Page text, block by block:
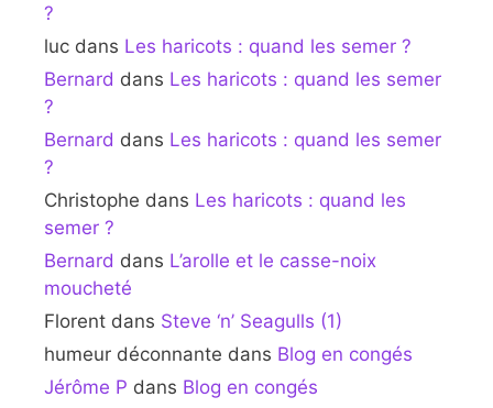
?
luc dans Les haricots : quand les semer ?
Bernard dans Les haricots : quand les semer
?
Bernard dans Les haricots : quand les semer
?
Christophe dans Les haricots : quand les
semer ?
Bernard dans L’arolle et le casse-noix
moucheté
Florent dans Steve ‘n’ Seagulls (1)
humeur déconnante dans Blog en congés
Jérôme P dans Blog en congés